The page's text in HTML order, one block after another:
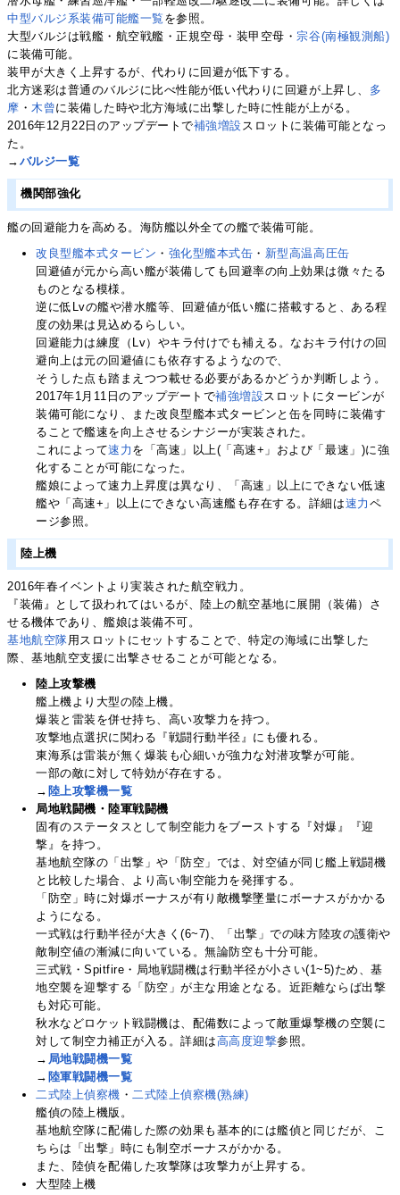
中型バルジ系装備可能艦一覧 を参照。
大型バルジは戦艦・航空戦艦・正規空母・装甲空母・宗谷(南極観測船)
に装備可能。
装甲が大きく上昇するが、代わりに回避が低下する。
北方迷彩は普通のバルジに比べ性能が低い代わりに回避が上昇し、 多
摩 ・木曾に装備した時や北方海域に出撃した時に性能が上がる。
2016年12月22日のアップデートで補強増設スロットに装備可能となっ
た。
→ バルジ一覧
機関部強化
艦の回避能力を高める。海防艦以外全ての艦で装備可能。
改良型艦本式タービン ・ 強化型艦本式缶 ・ 新型高温高圧缶
回避値が元から高い艦が装備しても回避率の向上効果は微々たる
ものとなる模様。
逆に低Lvの艦や潜水艦等、回避値が低い艦に搭載すると、ある程
度の効果は見込めるらしい。
回避能力は練度（Lv）やキラ付けでも補える。なおキラ付けの回
避向上は元の回避値にも依存するようなので、
そうした点も踏まえつつ載せる必要があるかどうか判断しよう。
2017年1月11日のアップデートで補強増設スロットにタービンが
装備可能になり、また改良型艦本式タービンと缶を同時に装備す
ることで艦速を向上させるシナジーが実装された。
これによって速力 を「高速」以上(「高速+」および「最速」)に強
化することが可能になった。
艦娘によって速力上昇度は異なり、「高速」以上にできない低速
艦や「高速+」以上にできない高速艦も存在する。詳細は速力 ペ
ージ参照。
陸上機
2016年春イベントより実装された航空戦力。
『装備』として扱われてはいるが、陸上の航空基地に展開（装備）さ
せる機体であり、艦娘は装備不可。
基地航空隊用スロットにセットすることで、特定の海域に出撃した
際、基地航空支援に出撃させることが可能となる。
陸上攻撃機
艦上機より大型の陸上機。
爆装と雷装を併せ持ち、高い攻撃力を持つ。
攻撃地点選択に関わる『戦闘行動半径』にも優れる。
東海系は雷装が無く爆装も心細いが強力な対潜攻撃が可能。
一部の敵に対して特効が存在する。
→ 陸上攻撃機一覧
局地戦闘機・陸軍戦闘機
固有のステータスとして制空能力をブーストする『対爆』『迎
撃』を持つ。
基地航空隊の「出撃」や「防空」では、対空値が同じ艦上戦闘機
と比較した場合、より高い制空能力を発揮する。
「防空」時に対爆ボーナスが有り敵機撃墜量にボーナスがかかる
ようになる。
一式戦は行動半径が大きく(6~7)、「出撃」での味方陸攻の護衛や
敵制空値の漸減に向いている。無論防空も十分可能。
三式戦・Spitfire・局地戦闘機は行動半径が小さい(1~5)ため、基
地空襲を迎撃する「防空」が主な用途となる。近距離ならば出撃
も対応可能。
秋水などロケット戦闘機は、配備数によって敵重爆撃機の空襲に
対して制空力補正が入る。詳細は高高度迎撃参照。
→ 局地戦闘機一覧
→ 陸軍戦闘機一覧
二式陸上偵察機 ・二式陸上偵察機(熟練)
艦偵の陸上機版。
基地航空隊に配備した際の効果も基本的には艦偵と同じだが、こ
ちらは「出撃」時にも制空ボーナスがかかる。
また、陸偵を配備した攻撃隊は攻撃力が上昇する。
大型陸上機